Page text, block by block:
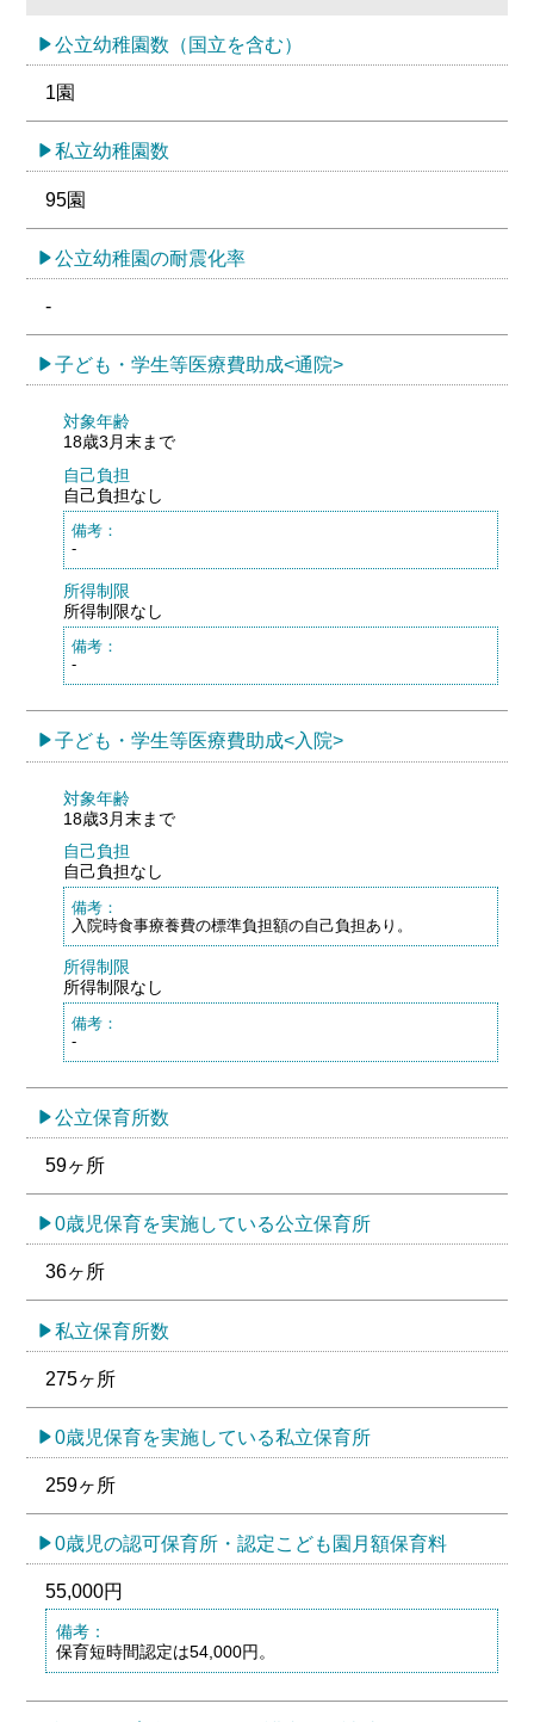
公立幼稚園数（国立を含む）
1園
私立幼稚園数
95園
公立幼稚園の耐震化率
-
子ども・学生等医療費助成<通院>
対象年齢
18歳3月末まで
自己負担
自己負担なし
備考：
-
所得制限
所得制限なし
備考：
-
子ども・学生等医療費助成<入院>
対象年齢
18歳3月末まで
自己負担
自己負担なし
備考：
入院時食事療養費の標準負担額の自己負担あり。
所得制限
所得制限なし
備考：
-
公立保育所数
59ヶ所
0歳児保育を実施している公立保育所
36ヶ所
私立保育所数
275ヶ所
0歳児保育を実施している私立保育所
259ヶ所
0歳児の認可保育所・認定こども園月額保育料
55,000円
備考：
保育短時間認定は54,000円。